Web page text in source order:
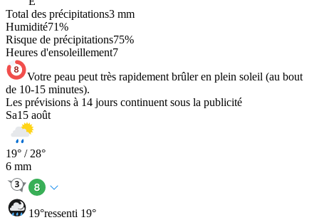
Total des précipitations3 mm
Humidité71%
Risque de précipitations75%
Heures d'ensoleillement7
Votre peau peut très rapidement brûler en plein soleil (au bout
de 10-15 minutes).
Les prévisions à 14 jours continuent sous la publicité
Sa15 août
19° / 28°
6 mm
19°ressenti 19°